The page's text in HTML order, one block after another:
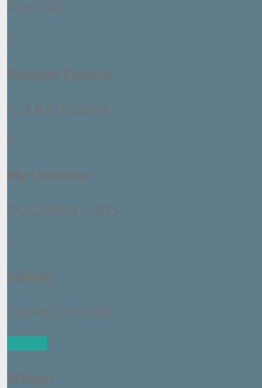
ANGELE
3
Respire Encore
CLARA LUCIANI
4
My Universe
COLDPLAY X BTS
5
Infinity
JAYMES YOUNG
Widget